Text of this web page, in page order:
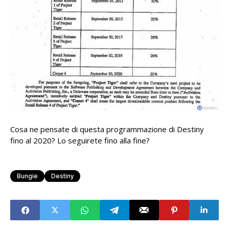
Cosa ne pensate di questa programmazione di Destiny
fino al 2020? Lo seguirete fino alla fine?
Bungie Destiny